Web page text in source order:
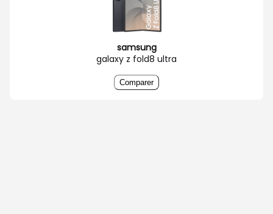
samsung
galaxy z fold8 ultra
Comparer